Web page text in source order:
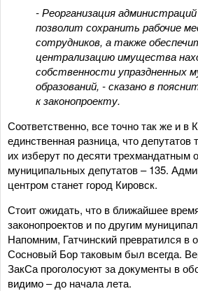
- Реорганизация
позволит сохранить рабочие
сотрудников, а также
централизацию имущества
собственности упраздненных
образований, - сказано в
к законопроекту.
Соответственно, все точно так же и в
единственная разница, что депутатов
их изберут по десяти трехмандатным
муниципальных депутатов – 135.
центром станет город Кировск.
Стоит ожидать, что в ближайшее
законопроектов и по другим
Напомним, Гатчинский превратился в
Сосновый Бор таковым был всегда.
ЗакСа проголосуют за документы в
видимо – до начала лета.